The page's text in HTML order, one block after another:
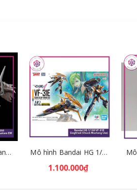
Mô hình Gundam Bandai HGAC 268 Gundam Sandrock Custom EW [GDB] [BHG] Mô hình Bandai HG 1/100 VF-31E Siegfried (Chuck Mustang Use) [GDB] [BHG]
1.100.000₫